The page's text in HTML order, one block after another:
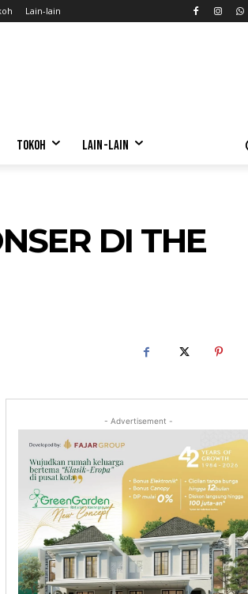
Lain-lain
TOKOH LAIN-LAIN
DI THE
- Advertisement -